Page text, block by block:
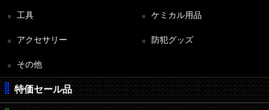
工具 ケミカル用品
アクセサリー 防犯グッズ
その他
特価セール品